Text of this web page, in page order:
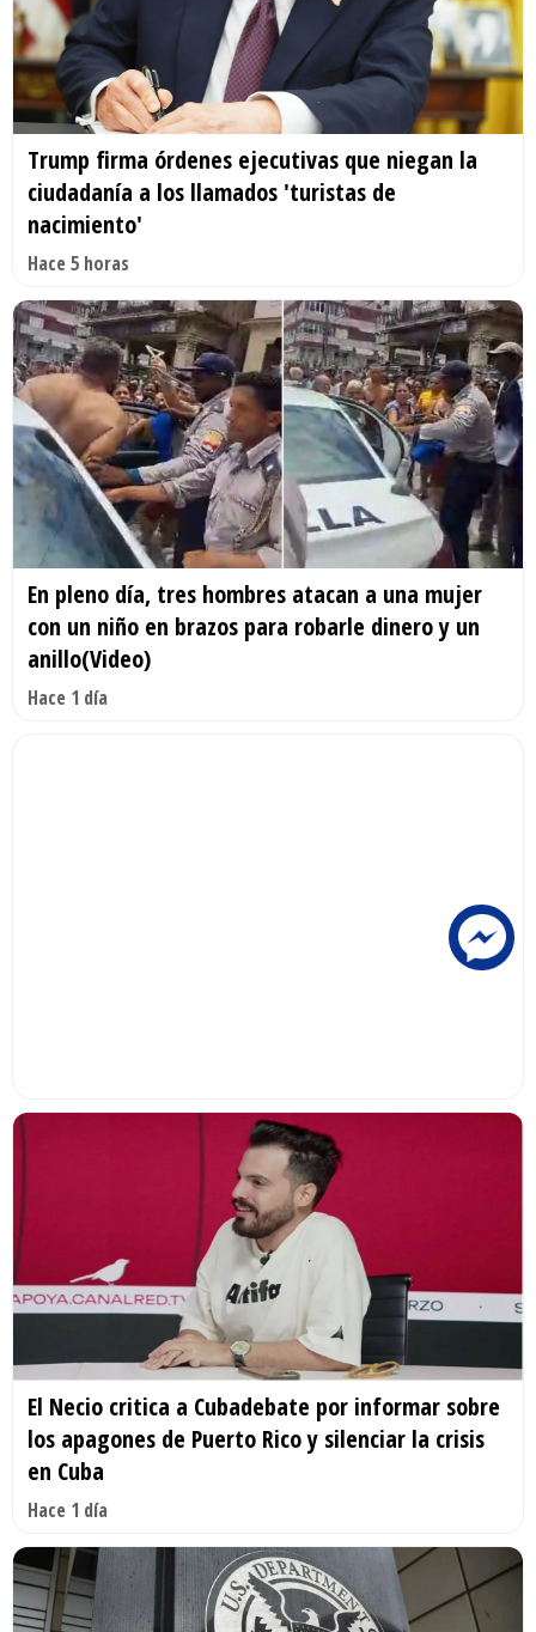
Trump firma órdenes ejecutivas que niegan la
ciudadanía a los llamados 'turistas de
nacimiento'
Hace 5 horas
En pleno día, tres hombres atacan a una mujer
con un niño en brazos para robarle dinero y un
anillo(Video)
Hace 1 día
El Necio critica a Cubadebate por informar sobre
los apagones de Puerto Rico y silenciar la crisis
en Cuba
Hace 1 día